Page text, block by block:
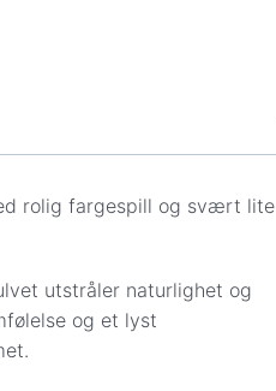
rolig fargespill og svært lite
utstråler naturlighet og
og et lyst